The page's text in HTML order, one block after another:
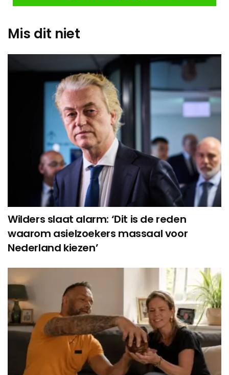
Mis dit niet
Wilders slaat alarm: ‘Dit is de reden
waarom asielzoekers massaal voor
Nederland kiezen’